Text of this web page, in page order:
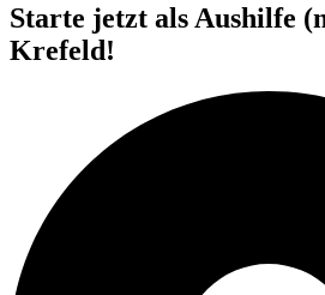
Starte jetzt als Aushilfe
Krefeld!